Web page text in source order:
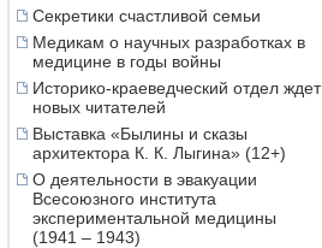
Секретики счастливой семьи
Медикам о научных разработках в
медицине в годы войны
Историко-краеведческий отдел ждет
новых читателей
Выставка «Былины и сказы
архитектора К. К. Лыгина» (12+)
О деятельности в эвакуации
Всесоюзного института
экспериментальной медицины
(1941 – 1943)